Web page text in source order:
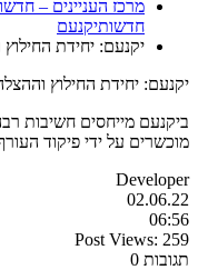
מרכז העניינים –
חדשותיקנעם
יקנעם: יחידת
יקנעם: יחידת החילוץ
ביקנעם מייחסים חשיבות
מוכשרים על ידי פיקוד
Developer
02.06.22
06:56
Post Views: 259
תגובות 0